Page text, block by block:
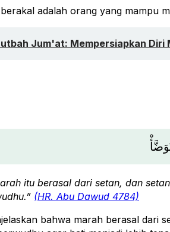
adalah orang yang mampu
Jum'at: Mempersiapkan Diri
itu berasal dari setan, dan
(HR. Abu Dawud 4784)